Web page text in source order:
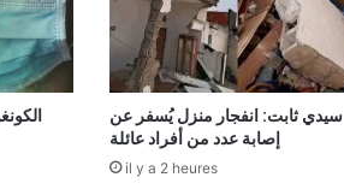
سيدي ثابت: انفجار منزل يُسفر عن
إصابة عدد من أفراد عائلة
il y a 2 heures